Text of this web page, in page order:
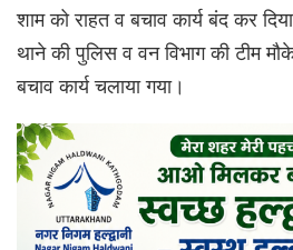
शाम को राहत व बचाव कार्य बंद कर
थाने की पुलिस व वन विभाग की टीम
बचाव कार्य चलाया गया।